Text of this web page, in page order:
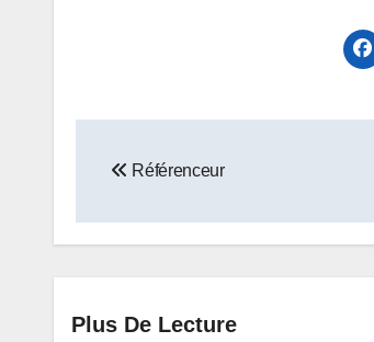
de
l’article
Référenceur
Plus De Lecture